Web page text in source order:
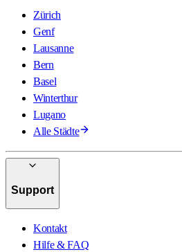
Zürich
Genf
Lausanne
Bern
Basel
Winterthur
Lugano
Alle Städte
Support
Kontakt
Hilfe & FAQ